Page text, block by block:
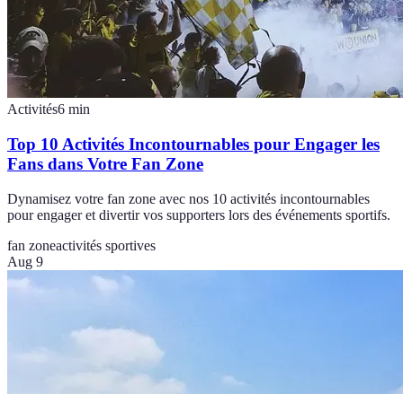
Activités6 min
Top 10 Activités Incontournables pour Engager les
Fans dans Votre Fan Zone
Dynamisez votre fan zone avec nos 10 activités incontournables
pour engager et divertir vos supporters lors des événements sportifs.
fan zoneactivités sportives
Aug 9